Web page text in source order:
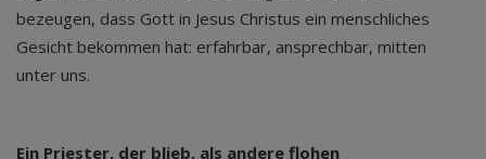
bezeugen, dass Gott in Jesus Christus ein menschliches
Gesicht bekommen hat: erfahrbar, ansprechbar, mitten
unter uns.
Ein Priester, der blieb, als andere flohen